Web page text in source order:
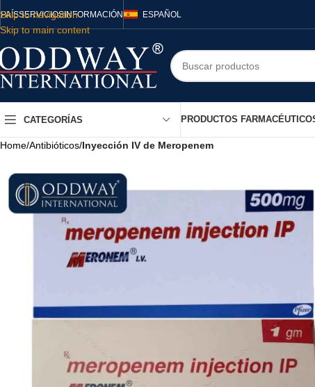
Skip to navigation
Skip to main content
PAÍSSERVICIOSINFORMACIÓN ESPAÑOL
CATEGORÍAS PRODUCTOS
Home/Antibióticos/Inyección IV de Meropenem